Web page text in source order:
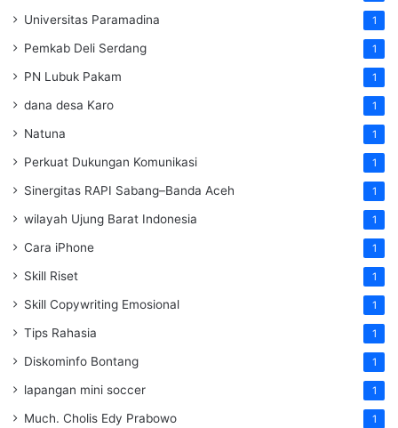
Universitas Paramadina 1
Pemkab Deli Serdang 1
PN Lubuk Pakam 1
dana desa Karo 1
Natuna 1
Perkuat Dukungan Komunikasi 1
Sinergitas RAPI Sabang–Banda Aceh 1
wilayah Ujung Barat Indonesia 1
Cara iPhone 1
Skill Riset 1
Skill Copywriting Emosional 1
Tips Rahasia 1
Diskominfo Bontang 1
lapangan mini soccer 1
Much. Cholis Edy Prabowo 1